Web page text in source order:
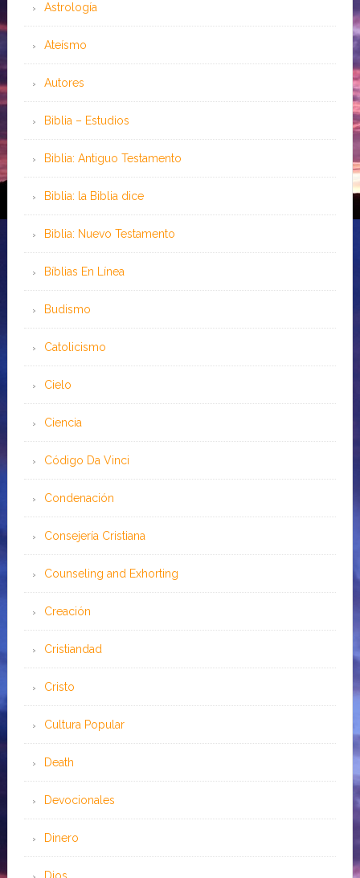
Astrología
Ateísmo
Autores
Biblia – Estudios
Biblia: Antiguo Testamento
Biblia: la Biblia dice
Biblia: Nuevo Testamento
Bíblias En Línea
Budismo
Catolicismo
Cielo
Ciencia
Código Da Vinci
Condenación
Consejería Cristiana
Counseling and Exhorting
Creación
Cristiandad
Cristo
Cultura Popular
Death
Devocionales
Dinero